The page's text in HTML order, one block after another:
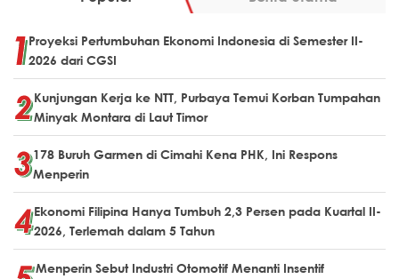
Proyeksi Pertumbuhan Ekonomi Indonesia di Semester II-
2026 dari CGSI
Kunjungan Kerja ke NTT, Purbaya Temui Korban Tumpahan
Minyak Montara di Laut Timor
178 Buruh Garmen di Cimahi Kena PHK, Ini Respons
Menperin
Ekonomi Filipina Hanya Tumbuh 2,3 Persen pada Kuartal II-
2026, Terlemah dalam 5 Tahun
Menperin Sebut Industri Otomotif Menanti Insentif